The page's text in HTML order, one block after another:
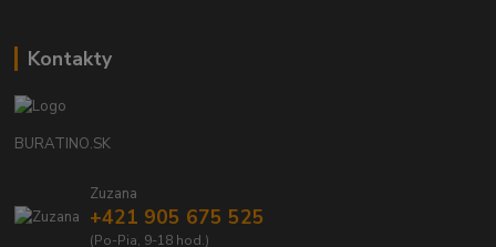
Kontakty
BURATINO.SK
Zuzana
+421 905 675 525
(Po-Pia, 9-18 hod.)